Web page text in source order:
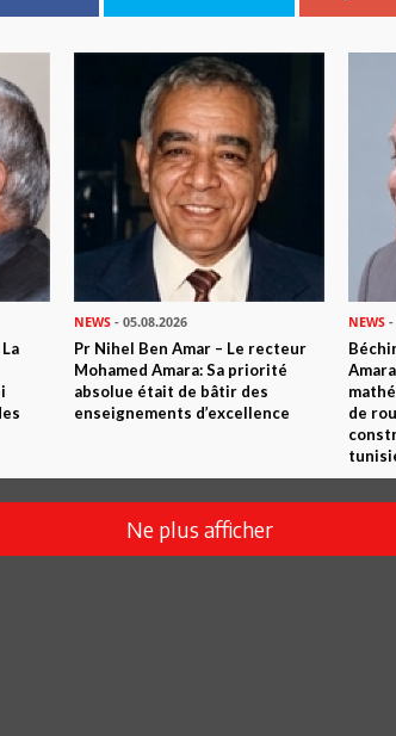
des protestataires (légitimes ou non ) pour en
et ce devant la menace de Petrofac de
aurait entrainé: une Tunisie figurant sur liste
débourser pour le préjudice causé à l'entreprise.
trop beau mais je ne peux qu'espérer qu'elles
NEWS - 05.08.2026
Pr Nihel Ben Amar – Le recteur
Mohamed Amara: Sa priorité
absolue était de bâtir des
enseignements d’excellence
NEWS-
de
Ne plus afficher